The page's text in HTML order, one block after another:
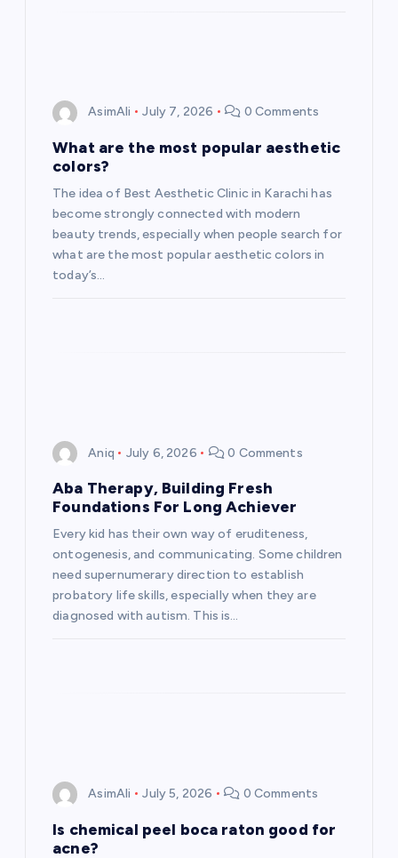
AsimAli July 7, 2026 0 Comments
What are the most popular aesthetic
colors?
The idea of Best Aesthetic Clinic in Karachi has
become strongly connected with modern
beauty trends, especially when people search for
what are the most popular aesthetic colors in
today’s…
Aniq July 6, 2026 0 Comments
Aba Therapy, Building Fresh
Foundations For Long Achiever
Every kid has their own way of eruditeness,
ontogenesis, and communicating. Some children
need supernumerary direction to establish
probatory life skills, especially when they are
diagnosed with autism. This is…
AsimAli July 5, 2026 0 Comments
Is chemical peel boca raton good for
acne?